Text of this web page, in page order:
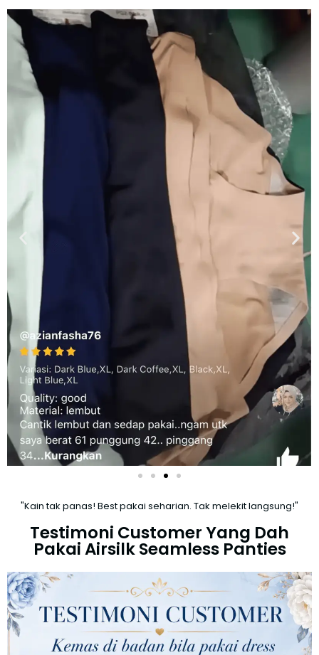
"Kain tak panas! Best pakai seharian. Tak melekit langsung!"
Testimoni Customer Yang Dah
Pakai Airsilk Seamless Panties